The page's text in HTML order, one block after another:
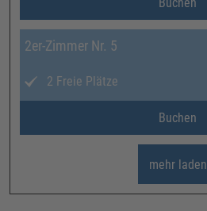
2er-Zimmer Nr. 5
2 Freie Plätze
Buchen
mehr laden